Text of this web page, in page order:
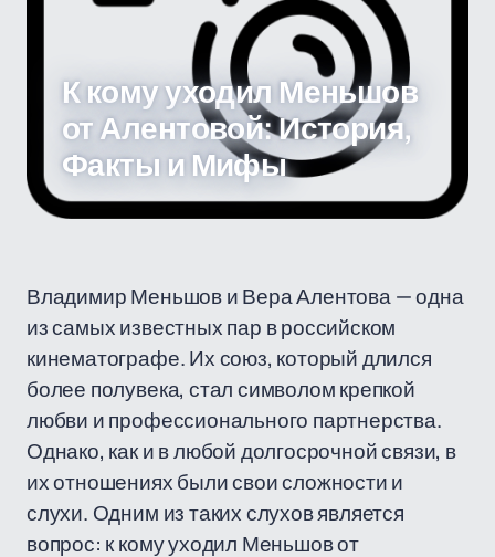
К кому уходил Меньшов
от Алентовой: История,
Факты и Мифы
Владимир Меньшов и Вера Алентова — одна
из самых известных пар в российском
кинематографе. Их союз, который длился
более полувека, стал символом крепкой
любви и профессионального партнерства.
Однако, как и в любой долгосрочной связи, в
их отношениях были свои сложности и
слухи. Одним из таких слухов является
вопрос: к кому уходил Меньшов от